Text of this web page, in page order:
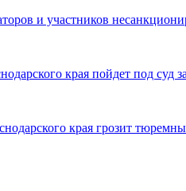
и участников
края пойдет под суд
края грозит